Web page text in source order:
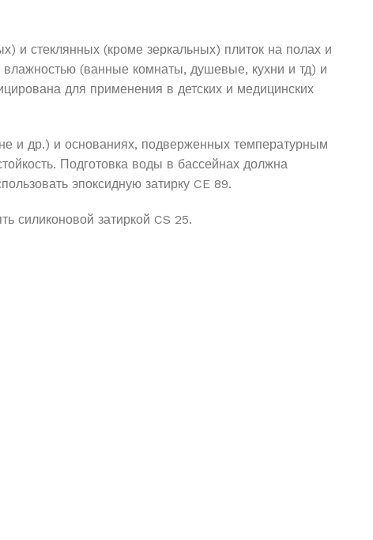
и стеклянных (кроме зеркальных) плиток на полах и
(ванные комнаты, душевые, кухни и тд) и
для применения в детских и медицинских
и др.) и основаниях, подверженных температурным
Подготовка воды в бассейнах должна
эпоксидную затирку CE 89.
силиконовой затиркой CS 25.